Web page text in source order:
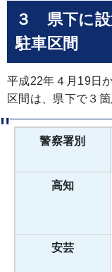
３ 県下に設
駐車区間
平成22年４月19日
区間は、県下で３
警察署別
高知
安芸